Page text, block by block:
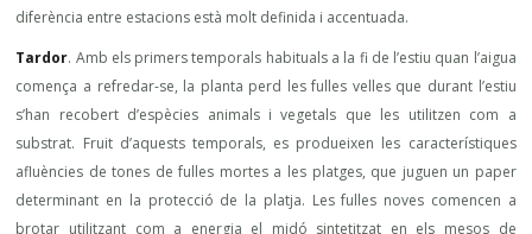
diferència entre estacions està molt definida i accentuada.
Tardor. Amb els primers temporals habituals a la fi de l’estiu quan l’aigua
comença a refredar-se, la planta perd les fulles velles que durant l’estiu
s’han recobert d’espècies animals i vegetals que les utilitzen com a
substrat. Fruit d’aquests temporals, es produeixen les característiques
afluències de tones de fulles mortes a les platges, que juguen un paper
determinant en la protecció de la platja. Les fulles noves comencen a
brotar utilitzant com a energia el midó sintetitzat en els mesos de